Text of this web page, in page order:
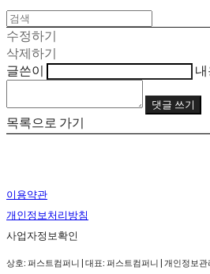
수정하기
삭제하기
글쓴이
댓글 쓰기
목록으로 가기
이용약관
개인정보처리방침
사업자정보확인
상호: 퍼스트컴퍼니 | 대표: 퍼스트컴퍼니 | 개인정보